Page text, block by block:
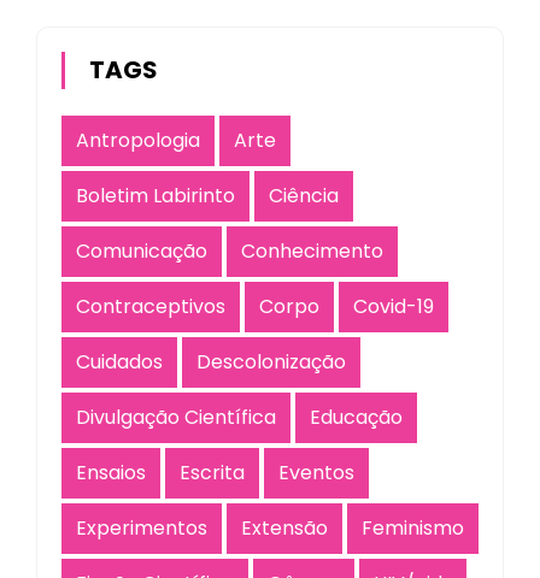
TAGS
Antropologia
Arte
Boletim Labirinto
Ciência
Comunicação
Conhecimento
Contraceptivos
Corpo
Covid-19
Cuidados
Descolonização
Divulgação Científica
Educação
Ensaios
Escrita
Eventos
Experimentos
Extensão
Feminismo